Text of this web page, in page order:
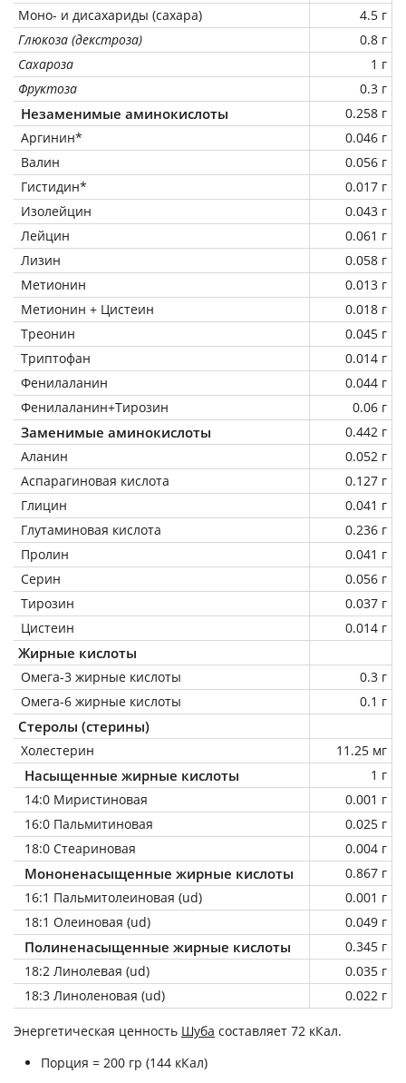
Моно- и дисахариды (сахара)
4.5 г
Глюкоза (декстроза)
0.8 г
Сахароза
1 г
Фруктоза
0.3 г
Незаменимые аминокислоты
0.258 г
Аргинин*
0.046 г
Валин
0.056 г
Гистидин*
0.017 г
Изолейцин
0.043 г
Лейцин
0.061 г
Лизин
0.058 г
Метионин
0.013 г
Метионин + Цистеин
0.018 г
Треонин
0.045 г
Триптофан
0.014 г
Фенилаланин
0.044 г
Фенилаланин+Тирозин
0.06 г
Заменимые аминокислоты
0.442 г
Аланин
0.052 г
Аспарагиновая кислота
0.127 г
Глицин
0.041 г
Глутаминовая кислота
0.236 г
Пролин
0.041 г
Серин
0.056 г
Тирозин
0.037 г
Цистеин
0.014 г
Жирные кислоты
Омега-3 жирные кислоты
0.3 г
Омега-6 жирные кислоты
0.1 г
Стеролы (стерины)
Холестерин 11.25 мг
Насыщенные жирные кислоты
1 г
14:0 Миристиновая
0.001 г
16:0 Пальмитиновая
0.025 г
18:0 Стеариновая
0.004 г
Мононенасыщенные жирные кислоты
0.867 г
16:1 Пальмитолеиновая (ud)
0.001 г
18:1 Олеиновая (ud)
0.049 г
Полиненасыщенные жирные кислоты
0.345 г
18:2 Линолевая (ud)
0.035 г
18:3 Линоленовая (ud)
0.022 г
Энергетическая ценность Шуба составляет 72 кКал.
Порция = 200 гр (144 кКал)